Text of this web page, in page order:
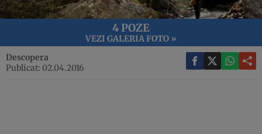
4 POZE
VEZI GALERIA FOTO »
Descopera
Publicat: 02.04.2016